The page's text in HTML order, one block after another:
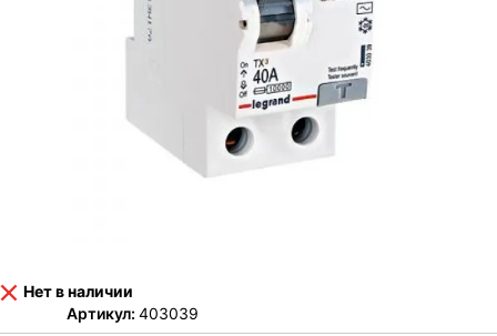
Нет в наличии
Артикул:403039